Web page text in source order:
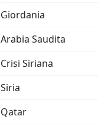
Giordania
Arabia Saudita
Crisi Siriana
Siria
Qatar